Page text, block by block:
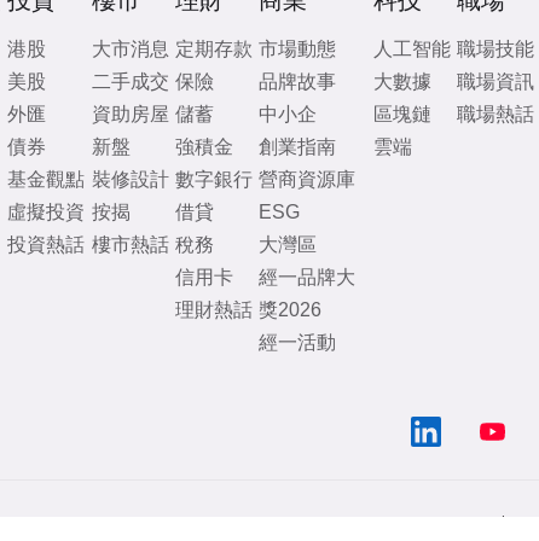
港股
美股
外匯
債券
基金觀點
虛擬投資
投資熱話
大市消息
二手成交
資助房屋
新盤
裝修設計
按揭
樓市熱話
定期存款
保險
儲蓄
強積金
數字銀行
借貸
稅務
信用卡
理財熱話
市場動態
品牌故事
中小企
創業指南
營商資源庫
ESG
大灣區
經一品牌大
獎2026
經一活動
人工智能
大數據
區塊鏈
雲端
職場技能
職場資訊
職場熱話
/